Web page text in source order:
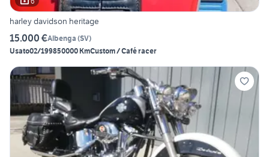
harley davidson heritage
15.000 €Albenga (SV)
Usato02/199850000 KmCustom / Café racer